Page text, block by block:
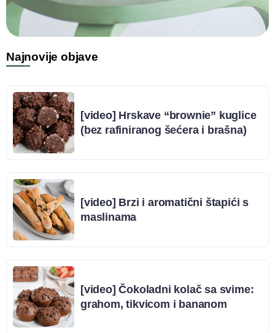
Najnovije objave
[video] Hrskave “brownie” kuglice
(bez rafiniranog šećera i brašna)
[video] Brzi i aromatični štapići s
maslinama
[video] Čokoladni kolač sa svime:
grahom, tikvicom i bananom